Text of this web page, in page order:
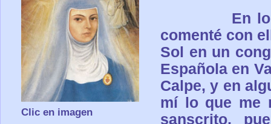
En
comenté con
Sol en un
Española en
Calpe, y en
mí lo que me
sanscrito,
Clic en imagen